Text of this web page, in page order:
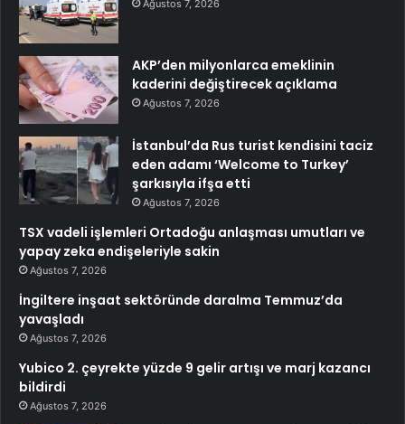
Ağustos 7, 2026
AKP’den milyonlarca emeklinin
kaderini değiştirecek açıklama
Ağustos 7, 2026
İstanbul’da Rus turist kendisini taciz
eden adamı ‘Welcome to Turkey’
şarkısıyla ifşa etti
Ağustos 7, 2026
TSX vadeli işlemleri Ortadoğu anlaşması umutları ve
yapay zeka endişeleriyle sakin
Ağustos 7, 2026
İngiltere inşaat sektöründe daralma Temmuz’da
yavaşladı
Ağustos 7, 2026
Yubico 2. çeyrekte yüzde 9 gelir artışı ve marj kazancı
bildirdi
Ağustos 7, 2026